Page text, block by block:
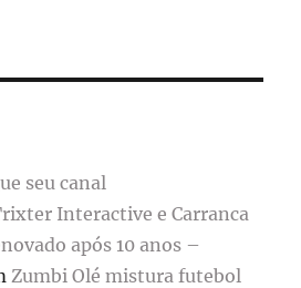
seu canal
Interactive e Carranca
após 10 anos –
Zumbi Olé mistura futebol